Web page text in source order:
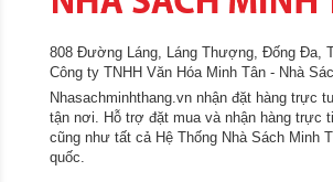
còn chứa đựng nhiều ý tưởng đặc
em thích thú và say mê. Các em sẽ
những sự kiện đáng chú ý, những
những câu hỏi thú vị và đặc biệt là
động thú vị.
808 Đường Láng, Láng Thượng, Đống Đa,
Công ty TNHH Văn Hóa Minh Tân - Nhà
Nhasachminhthang.vn nhận đặt hàng trực
tận nơi. Hỗ trợ đặt mua và nhận hàng trực
cũng như tất cả Hệ Thống Nhà Sách Minh
quốc.